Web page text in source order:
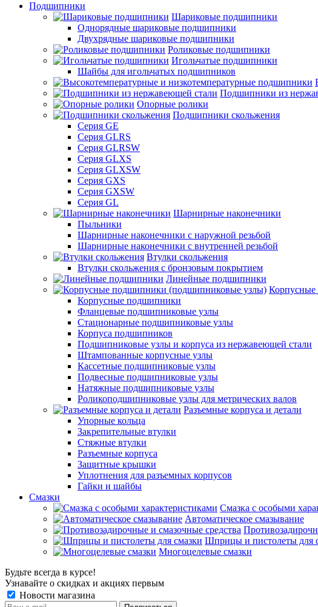
Подшипники
Шариковые подшипники
Однорядные шариковые подшипники
Двухрядные шариковые подшипники
Роликовые подшипники
Игольчатые подшипники
Шайбы для игольчатых подшипников
Подшипники из
Опорные ролики
Подшипники скольжения
Серия GE
Серия GLRS
Серия GLRSW
Серия GLXS
Серия GLXSW
Серия GXS
Серия GXSW
Серия GL
Шарнирные наконечники
Пыльники
Шарнирные наконечники с наружной резьбой
Шарнирные наконечники с внутренней резьбой
Втулки скольжения
Втулки скольжения с бронзовым покрытием
Линейные подшипники
Корпусные подшипники
Фланцевые подшипниковые узлы
Стационарные подшипниковые узлы
Корпуса подшипников
Подшипниковые узлы и корпуса из нержавеющей стали
Штампованные корпусные узлы
Кассетные подшипниковые узлы
Подвесные подшипниковые узлы
Натяжные подшипниковые узлы
Роликоподшипниковые узлы для метрических валов
Разъемные корпуса и детали
Упорные кольца
Закрепительные втулки
Стяжные втулки
Разъемные корпуса
Защитные крышки
Уплотнения для разъемных корпусов
Гайки и шайбы
Смазки
Смазка с особыми
Автоматическое смазывание
Шприцы и пистолеты для
Многоцелевые смазки
Будьте всегда в курсе!
Узнавайте о скидках и акциях первым
Новости магазина